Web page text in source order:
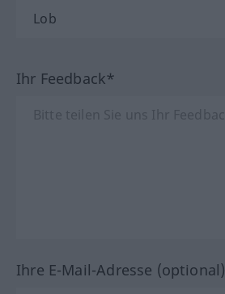
Ihr Feedback*
Ihre E-Mail-Adresse (optional)